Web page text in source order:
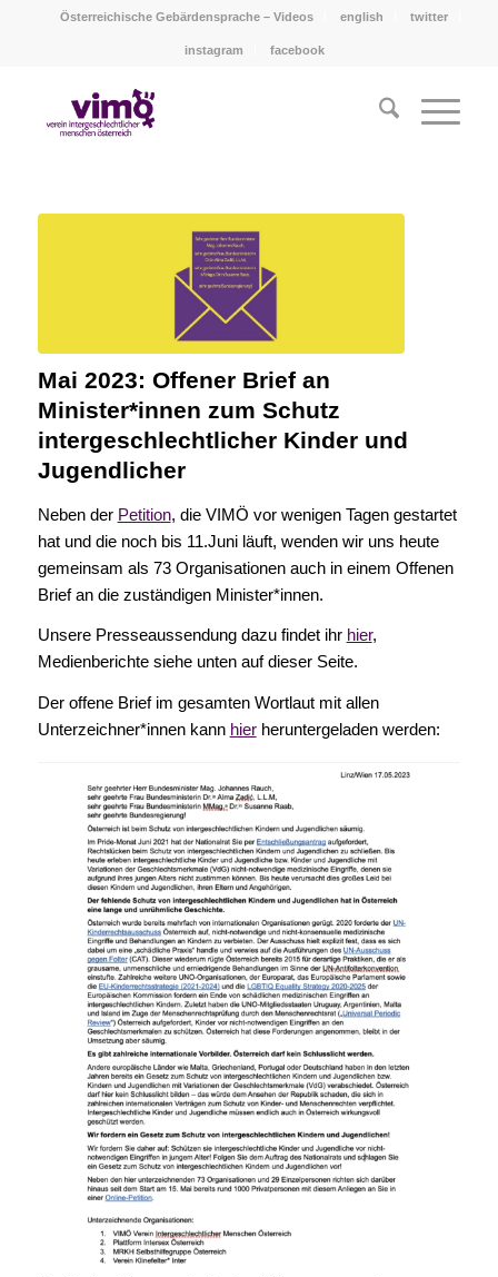
Österreichische Gebärdensprache – Videos english twitter
instagram facebook
Mai 2023: Offener Brief an
Minister*innen zum Schutz
intergeschlechtlicher Kinder und
Jugendlicher
Neben der Petition, die VIMÖ vor wenigen Tagen gestartet
hat und die noch bis 11.Juni läuft, wenden wir uns heute
gemeinsam als 73 Organisationen auch in einem Offenen
Brief an die zuständigen Minister*innen.
Unsere Presseaussendung dazu findet ihr hier,
Medienberichte siehe unten auf dieser Seite.
Der offene Brief im gesamten Wortlaut mit allen
Unterzeichner*innen kann hierheruntergeladen werden: